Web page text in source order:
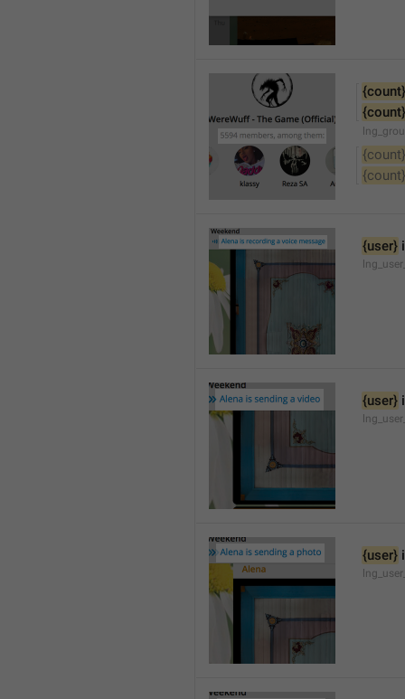
{count}
{count}
{count}
{count}
{user}
{user}
{user}